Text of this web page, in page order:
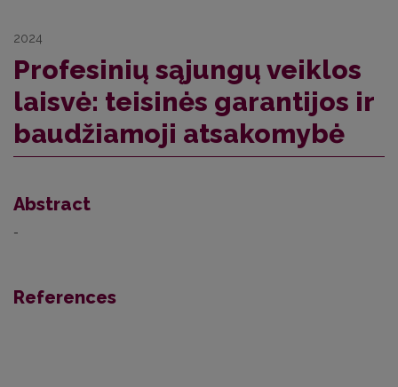
2024
Profesinių sąjungų veiklos
laisvė: teisinės garantijos ir
baudžiamoji atsakomybė
Abstract
-
References